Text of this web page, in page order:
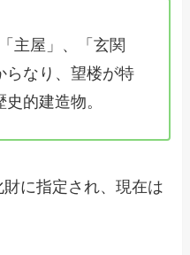
主屋」、「玄関
らなり、望楼が特
的建造物。
に指定され、現在は